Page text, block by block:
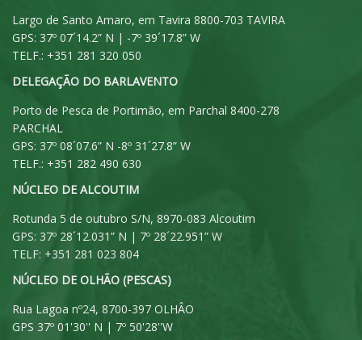
Largo de Santo Amaro, em Tavira 8800-703 TAVIRA
GPS: 37º 07´14.2” N | -7º 39´17.8” W
TELF.: +351 281 320 050
DELEGAÇÃO DO BARLAVENTO
Porto de Pesca de Portimão, em Parchal 8400-278
PARCHAL
GPS: 37º 08´07.6” N -8º 31´27.8” W
TELF.: +351 282 490 630
NÚCLEO DE ALCOUTIM
Rotunda 5 de outubro S/N, 8970-083 Alcoutim
GPS: 37º 28´12.031” N | 7º 28´22.951” W
TELF: +351 281 023 804
NÚCLEO DE OLHÃO (PESCAS)
Rua Lagoa nº24, 8700-397 OLHÂO
GPS 37º 01'30'' N | 7º 50'28''W